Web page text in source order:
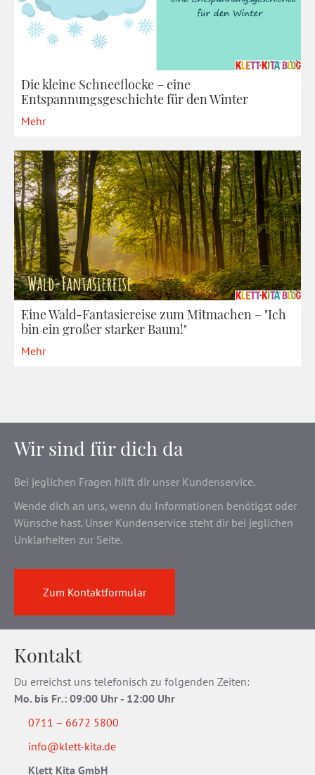
Die kleine Schneeflocke – eine
Entspannungsgeschichte für den Winter
Mehr
Eine Wald-Fantasiereise zum Mitmachen – "Ich
bin ein großer starker Baum!"
Mehr
Wir sind für dich da
Bei jeglichen Fragen hilft dir unser Kundenservice.
Wende dich an uns, wenn du Informationen benötigst oder
Wünsche hast. Unser Kundenservice steht dir bei jeglichen
Unklarheiten zur Seite.
Zum Kontaktformular
Kontakt
Du erreichst uns telefonisch zu folgenden Zeiten:
Mo. bis Fr.: 09:00 Uhr - 12:00 Uhr
0711 – 6672 5800
info@klett-kita.de
Klett Kita GmbH